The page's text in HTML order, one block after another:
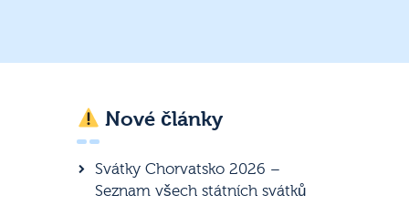
Nové články
Svátky Chorvatsko 2026 –
Seznam všech státních svátků